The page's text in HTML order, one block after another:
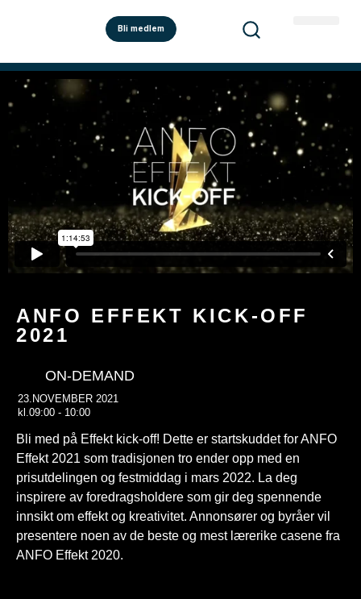
Bli medlem
ANFO EFFEKT KICK-OFF
2021
ON-DEMAND
23.NOVEMBER 2021
kl.09:00 - 10:00
Bli med på Effekt kick-off! Dette er startskuddet for ANFO
Effekt 2021 som tradisjonen tro ender opp med en
prisutdelingen og festmiddag i mars 2022. La deg
inspirere av foredragsholdere som gir deg spennende
innsikt om effekt og kreativitet. Annonsører og byråer vil
presentere noen av de beste og mest lærerike casene fra
ANFO Effekt 2020.